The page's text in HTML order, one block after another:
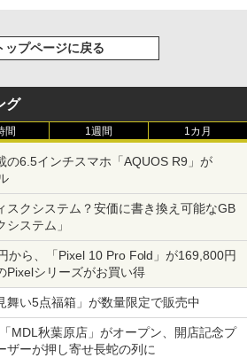
ップページに戻る
グ
間 1週間 1カ月
の6.5インチスマホ「AQUOS R9」が
スクシステム？安価に書き換え可能なGB
ステム」
から、「Pixel 10 Pro Fold」が169,800円
Pixelシリーズがお買い得
舞い5点福箱」が数量限定で販売中
MDL秋葉原店」がオープン、開店記念プ
ザーが押し寄せ長蛇の列に